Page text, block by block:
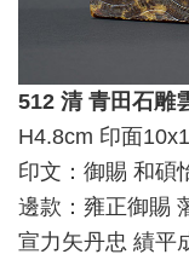
512 清 青田石雕
H4.8cm 印面
印文：御賜 和碩
邊款：雍正御賜
宣力矢丹忠 績平